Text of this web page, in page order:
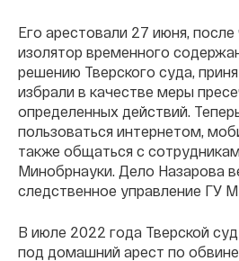
Его арестовали 27 июня,
изолятор временного
решению Тверского суда,
избрали в качестве меры
определенных действий.
пользоваться интернетом,
также общаться с
Минобрнауки. Дело Назарова
следственное управление ГУ
В июле 2022 года Тверской
под домашний арест по